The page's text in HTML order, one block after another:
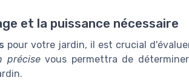
et la puissance nécessaire
pour votre jardin, il est crucial
précisevous permettra de